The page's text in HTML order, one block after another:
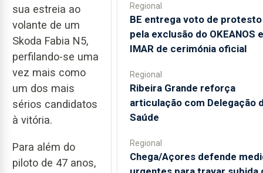
sua estreia ao
volante de um
Skoda Fabia N5,
perfilando-se uma
vez mais como
um dos mais
sérios candidatos
à vitória.
Para além do
piloto de 47 anos,
Regional
BE entrega voto de protesto
pela exclusão do OKEANOS e
IMAR de cerimónia oficial
Regional
Ribeira Grande reforça
articulação com Delegação
Saúde
Regional
Chega/Açores defende